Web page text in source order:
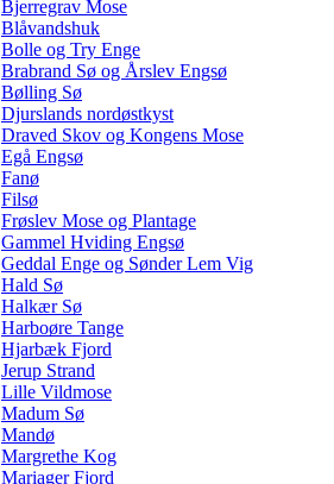
Bjerregrav Mose
Blåvandshuk
Bolle og Try Enge
Brabrand Sø og Årslev Engsø
Bølling Sø
Djurslands nordøstkyst
Draved Skov og Kongens Mose
Egå Engsø
Fanø
Filsø
Frøslev Mose og Plantage
Gammel Hviding Engsø
Geddal Enge og Sønder Lem Vig
Hald Sø
Halkær Sø
Harboøre Tange
Hjarbæk Fjord
Jerup Strand
Lille Vildmose
Madum Sø
Mandø
Margrethe Kog
Mariager Fjord